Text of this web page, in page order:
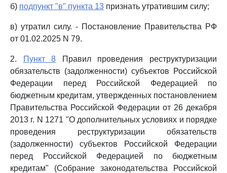
б) подпункт "в" пункта 13 признать утратившим силу;
в) утратил силу. - Постановление Правительства РФ
от 01.02.2025 N 79.
2. Пункт 8 Правил проведения реструктуризации
обязательств (задолженности) субъектов Российской
Федерации перед Российской Федерацией по
бюджетным кредитам, утвержденных постановлением
Правительства Российской Федерации от 26 декабря
2013 г. N 1271 "О дополнительных условиях и порядке
проведения реструктуризации обязательств
(задолженности) субъектов Российской Федерации
перед Российской Федерацией по бюджетным
кредитам" (Собрание законодательства Российской